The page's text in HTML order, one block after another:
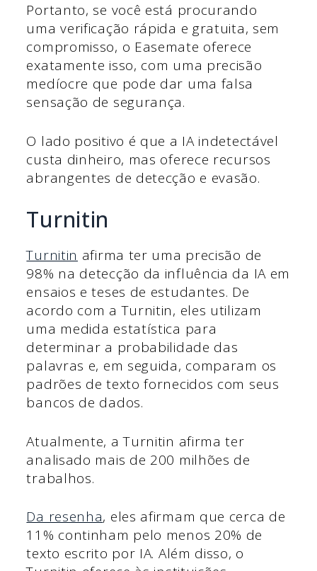
Portanto, se você está procurando
uma verificação rápida e gratuita, sem
compromisso, o Easemate oferece
exatamente isso, com uma precisão
medíocre que pode dar uma falsa
sensação de segurança.
O lado positivo é que a IA indetectável
custa dinheiro, mas oferece recursos
abrangentes de detecção e evasão.
Turnitin
Turnitin afirma ter uma precisão de
98% na detecção da influência da IA em
ensaios e teses de estudantes. De
acordo com a Turnitin, eles utilizam
uma medida estatística para
determinar a probabilidade das
palavras e, em seguida, comparam os
padrões de texto fornecidos com seus
bancos de dados.
Atualmente, a Turnitin afirma ter
analisado mais de 200 milhões de
trabalhos.
Da resenha, eles afirmam que cerca de
11% continham pelo menos 20% de
texto escrito por IA. Além disso, o